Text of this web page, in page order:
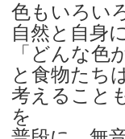
色もいろい
自然と自身
「どんな
と食物たち
考えること
を